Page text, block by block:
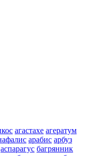
агастахе агератум
арабис арбуз
аспарагус багрянник